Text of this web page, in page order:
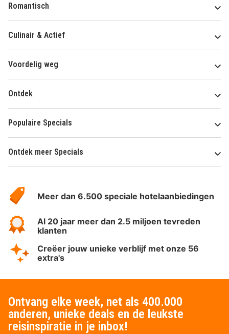
Romantisch
Culinair & Actief
Voordelig weg
Ontdek
Populaire Specials
Ontdek meer Specials
HotelSpecials
Meer dan 6.500 speciale hotelaanbiedingen
Al 20 jaar meer dan 2.5 miljoen tevreden
klanten
Creëer jouw unieke verblijf met onze 56
extra's
Ontvang elke week, net als 400.000
anderen, unieke deals en de leukste
reisinspiratie in je inbox!